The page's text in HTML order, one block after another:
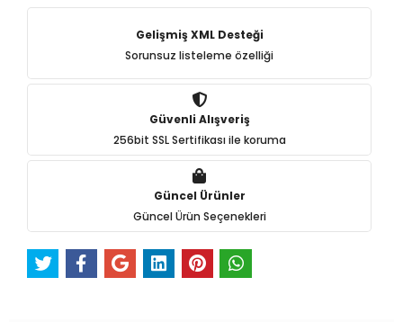
Gelişmiş XML Desteği
Sorunsuz listeleme özelliği
Güvenli Alışveriş
256bit SSL Sertifikası ile koruma
Güncel Ürünler
Güncel Ürün Seçenekleri